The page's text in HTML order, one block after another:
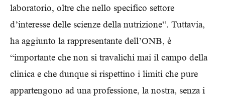
laboratorio, oltre che nello specifico settore
d’interesse delle scienze della nutrizione”. Tuttavia,
ha aggiunto la rappresentante dell’ONB, è
“importante che non si travalichi mai il campo della
clinica e che dunque si rispettino i limiti che pure
appartengono ad una professione, la nostra, senza i